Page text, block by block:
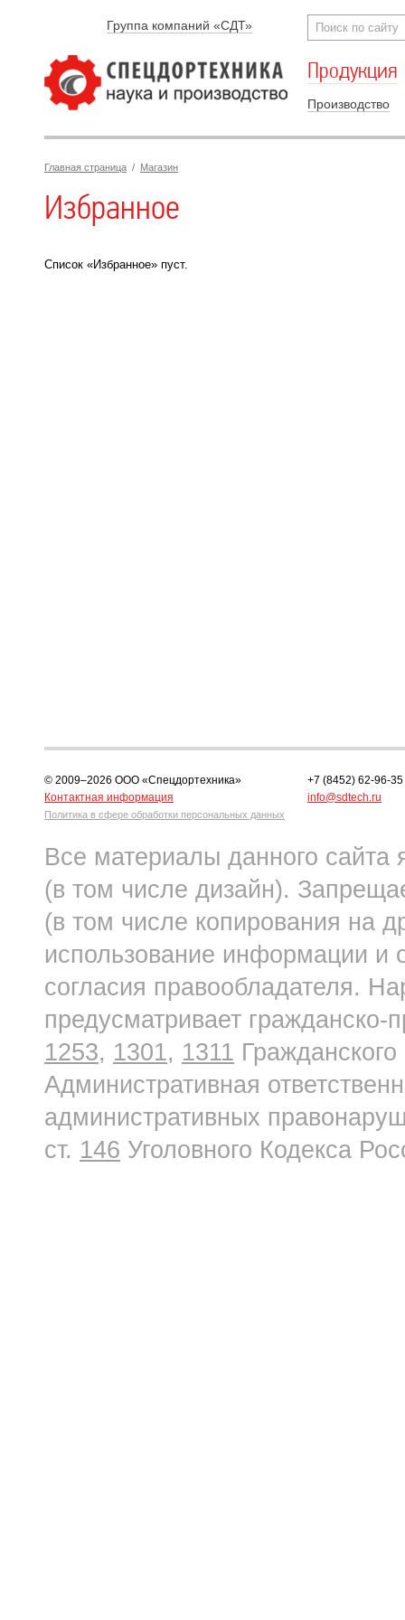
Группа компаний «СДТ»
Продукция
Производство
Главная страница / Магазин
Избранное
Список «Избранное» пуст.
© 2009–2026 ООО «Спецдортехника»
Контактная информация
Политика в сфере обработки персональных данных
+7 (8452) 62-96-35
info@sdtech.ru
Все материалы данного сайта
(в том числе дизайн).
(в том числе копирования на
использование информации и
согласия правообладателя.
предусматривает гражданско-
1253, 1301, 1311
Административная
административных
ст. 146 Уголовного Кодекса